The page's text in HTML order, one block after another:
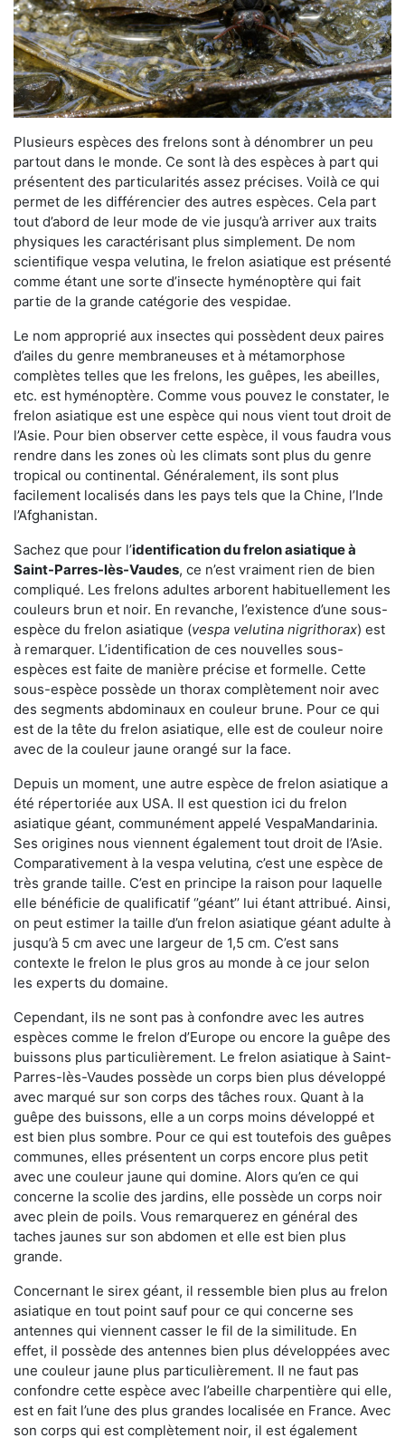
Plusieurs espèces des frelons sont à dénombrer un peu
partout dans le monde. Ce sont là des espèces à part qui
présentent des particularités assez précises. Voilà ce qui
permet de les différencier des autres espèces. Cela part
tout d’abord de leur mode de vie jusqu’à arriver aux traits
physiques les caractérisant plus simplement. De nom
scientifique vespa velutina, le frelon asiatique est présenté
comme étant une sorte d’insecte hyménoptère qui fait
partie de la grande catégorie des vespidae.
Le nom approprié aux insectes qui possèdent deux paires
d’ailes du genre membraneuses et à métamorphose
complètes telles que les frelons, les guêpes, les abeilles,
etc. est hyménoptère. Comme vous pouvez le constater, le
frelon asiatique est une espèce qui nous vient tout droit de
l’Asie. Pour bien observer cette espèce, il vous faudra vous
rendre dans les zones où les climats sont plus du genre
tropical ou continental. Généralement, ils sont plus
facilement localisés dans les pays tels que la Chine, l’Inde
l’Afghanistan.
Sachez que pour l’identification du frelon asiatiqueà
Saint-Parres-lès-Vaudes, ce n’est vraiment rien de bien
compliqué. Les frelons adultes arborent habituellement les
couleurs brun et noir. En revanche, l’existence d’une sous-
espèce du frelon asiatique (vespa velutina nigrithorax) est
à remarquer. L’identification de ces nouvelles sous-
espèces est faite de manière précise et formelle. Cette
sous-espèce possède un thorax complètement noir avec
des segments abdominaux en couleur brune. Pour ce qui
est de la tête du frelon asiatique, elle est de couleur noire
avec de la couleur jaune orangé sur la face.
Depuis un moment, une autre espèce de frelon asiatique a
été répertoriée aux USA. Il est question ici du frelon
asiatique géant, communément appelé VespaMandarinia.
Ses origines nous viennent également tout droit de l’Asie.
Comparativement à la vespa velutina, c’est une espèce de
très grande taille. C’est en principe la raison pour laquelle
elle bénéficie de qualificatif ‘’géant’’ lui étant attribué. Ainsi,
on peut estimer la taille d’un frelon asiatique géant adulte à
jusqu’à 5 cm avec une largeur de 1,5 cm. C’est sans
contexte le frelon le plus gros au monde à ce jour selon
les experts du domaine.
Cependant, ils ne sont pas à confondre avec les autres
espèces comme le frelon d’Europe ou encore la guêpe des
buissons plus particulièrement. Le frelon asiatique à Saint-
Parres-lès-Vaudes possède un corps bien plus développé
avec marqué sur son corps des tâches roux. Quant à la
guêpe des buissons, elle a un corps moins développé et
est bien plus sombre. Pour ce qui est toutefois des guêpes
communes, elles présentent un corps encore plus petit
avec une couleur jaune qui domine. Alors qu’en ce qui
concerne la scolie des jardins, elle possède un corps noir
avec plein de poils. Vous remarquerez en général des
taches jaunes sur son abdomen et elle est bien plus
grande.
Concernant le sirex géant, il ressemble bien plus au frelon
asiatique en tout point sauf pour ce qui concerne ses
antennes qui viennent casser le fil de la similitude. En
effet, il possède des antennes bien plus développées avec
une couleur jaune plus particulièrement. Il ne faut pas
confondre cette espèce avec l’abeille charpentière qui elle,
est en fait l’une des plus grandes localisée en France. Avec
son corps qui est complètement noir, il est également